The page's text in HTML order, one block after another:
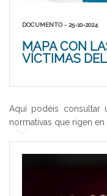
DOCUMENTO - 25-10-2024
MAPA CON
VÍCTIMAS
Aquí podéis consultar
normativas que rigen